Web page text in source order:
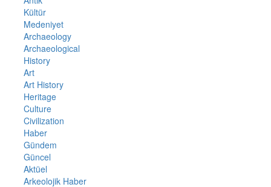
Kültür
Medeniyet
Archaeology
Archaeological
History
Art
Art History
Heritage
Culture
Civilization
Haber
Gündem
Güncel
Aktüel
Arkeolojik Haber